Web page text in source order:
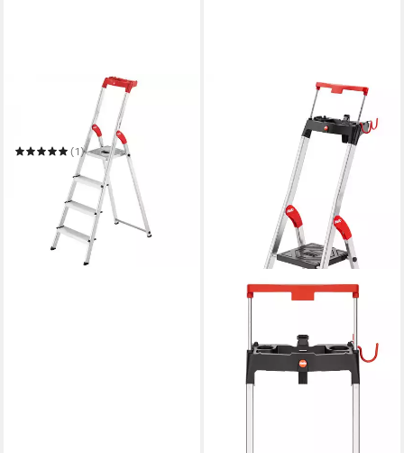
Trittleiter Hailo Alu-
Sicherheits-Stehleiter 4-
stufig L61 HB
(1)
in 2-3 Werktagen bei dir